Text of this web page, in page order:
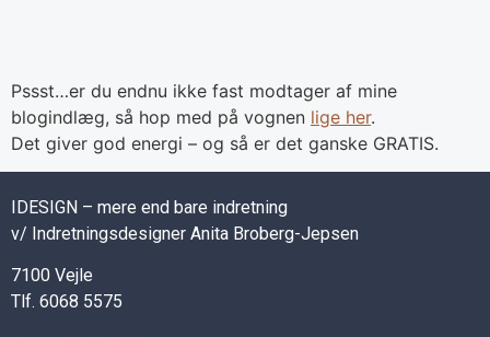
Pssst…er du endnu ikke fast modtager af mine
blogindlæg, så hop med på vognen lige her.
Det giver god energi – og så er det ganske GRATIS.
IDESIGN – mere end bare indretning
v/ Indretningsdesigner Anita Broberg-Jepsen
7100 Vejle
Tlf. 6068 5575